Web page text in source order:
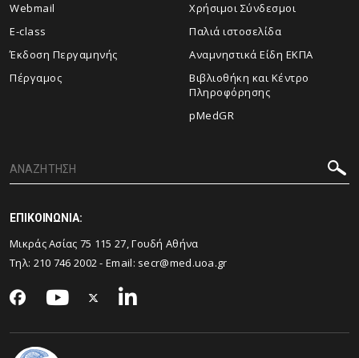
Webmail
E-class
Έκδοση Περγαμηνής
Πέργαμος
Χρήσιμοι Σύνδεσμοι
Παλιά ιστοσελίδα
Αναμνηστικά Είδη ΕΚΠΑ
Βιβλιοθήκη και Κέντρο
Πληροφόρησης
pMedGR
ΕΠΙΚΟΙΝΩΝΙΑ:
Μικράς Ασίας 75 115 27, Γουδή Αθήνα
Τηλ: 210 746 2002 - Email: secr@med.uoa.gr